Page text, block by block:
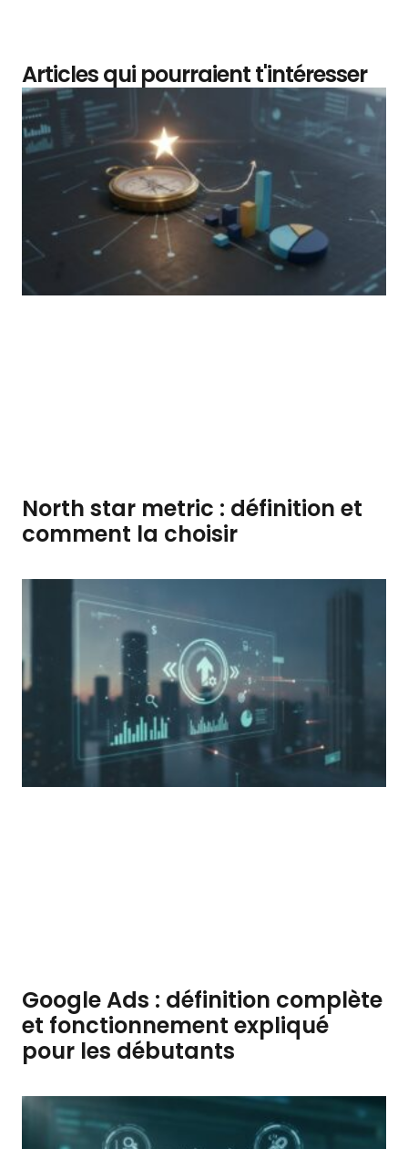
Articles qui pourraient t'intéresser
North star metric : définition et
comment la choisir
Google Ads : définition complète
et fonctionnement expliqué
pour les débutants